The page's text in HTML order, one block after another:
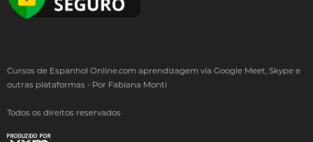
Cursos de Espanhol Online.com aprendizagem vía Google Meet, Skype e
outras plataformas - Por Fabiana Monti
Todos os direitos reservados